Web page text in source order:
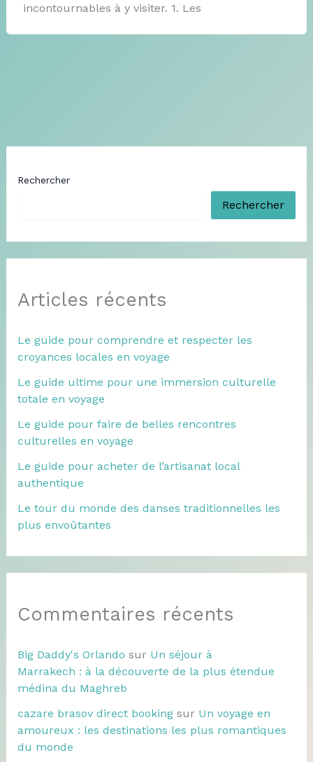
incontournables à y visiter. 1. Les
Rechercher
Rechercher
Articles récents
Le guide pour comprendre et respecter les
croyances locales en voyage
Le guide ultime pour une immersion culturelle
totale en voyage
Le guide pour faire de belles rencontres
culturelles en voyage
Le guide pour acheter de l’artisanat local
authentique
Le tour du monde des danses traditionnelles les
plus envoûtantes
Commentaires récents
Big Daddy's Orlando sur Un séjour à
Marrakech : à la découverte de la plus étendue
médina du Maghreb
cazare brasov direct bookingsur Un voyage en
amoureux : les destinations les plus romantiques
du monde